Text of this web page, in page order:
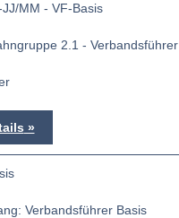
JJ/MM - VF-Basis
2.1 - Verbandsführer
Verbandsführer Basis